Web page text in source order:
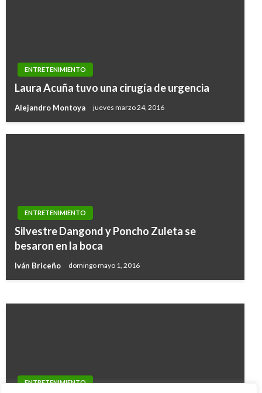
ENTRETENIMIENTO
Laura Acuña tuvo una cirugía de urgencia
Alejandro Montoya jueves marzo 24, 2016
ENTRETENIMIENTO
Silvestre Dangond y Poncho Zuleta se
besaron en la boca
Iván Briceño domingo mayo 1, 2016
Kapla y Miky coquetan con su nueva canción
ENTRETENIMIENTO